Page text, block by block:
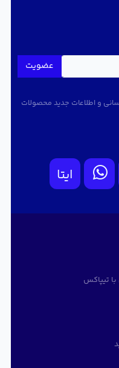
عضویت
و اطلاعات جدید محصولات
ایتا
تیپاکس